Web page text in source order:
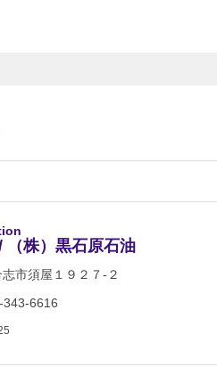
（株）黒石原石油
市須屋１９２７-２
343-6616